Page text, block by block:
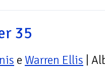
35
e Warren Ellis |